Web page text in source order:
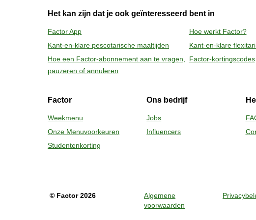
daarna nog 1 minuut rusten voor het verwijderen
Het kan zijn dat je ook geïnteresseerd bent in
Factor App Hoe werkt Factor?
Kant-en-klare pescotarische maaltijden
Kant-en-klare
Hoe een Factor-abonnement aan te vragen,
pauzeren of annuleren
Factor-kortingscodes
Factor
Weekmenu
Onze Menuvoorkeuren
Studentenkorting
Ons bedrijf
Jobs
Influencers
© Factor 2026
Algemene
voorwaarden